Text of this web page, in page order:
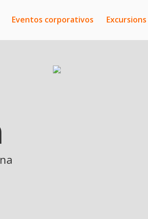
Eventos corporativos Excursions